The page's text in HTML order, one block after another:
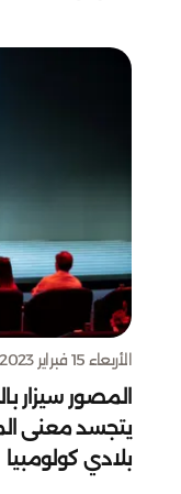
الأربعاء 15 فبراير 2023
يتجسد معنى
بلادي كولومبيا